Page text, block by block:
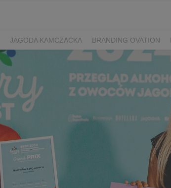
JAGODA KAMCZACKA BRANDING OVATION
DZIEŃ SPORTU ŻURAWINA MINIKIWI
FEST PRZETWORY PRZEPISY PIWO
DZIEŃ POLSKIEJ BORÓWKI WYBORY
2018